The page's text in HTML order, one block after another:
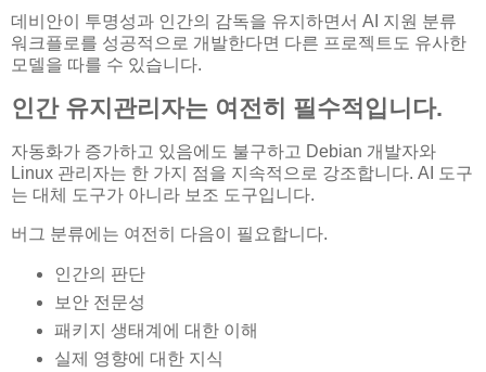
데비안이 투명성과 인간의 감독을 유지하면서 AI 지원 분류
워크플로를 성공적으로 개발한다면 다른 프로젝트도 유사한
모델을 따를 수 있습니다.
인간 유지관리자는 여전히 필수적입니다.
자동화가 증가하고 있음에도 불구하고 Debian 개발자와
Linux 관리자는 한 가지 점을 지속적으로 강조합니다. AI 도구
는 대체 도구가 아니라 보조 도구입니다.
버그 분류에는 여전히 다음이 필요합니다.
인간의 판단
보안 전문성
패키지 생태계에 대한 이해
실제 영향에 대한 지식